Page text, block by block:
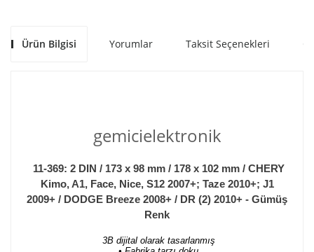
Ürün Bilgisi Yorumlar Taksit Seçenekleri
gemicielektronik
11-369: 2 DIN / 173 x 98 mm / 178 x 102 mm / CHERY
Kimo, A1, Face, Nice, S12 2007+; Taze 2010+; J1
2009+ / DODGE Breeze 2008+ / DR (2) 2010+ - Gümüş
Renk
3B dijital olarak tasarlanmış